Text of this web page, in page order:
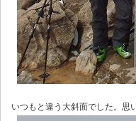
いつもと違う大斜面でした。思